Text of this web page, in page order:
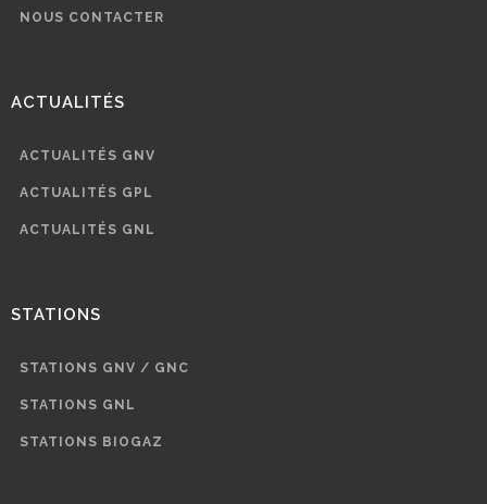
NOUS CONTACTER
ACTUALITÉS
ACTUALITÉS GNV
ACTUALITÉS GPL
ACTUALITÉS GNL
STATIONS
STATIONS GNV / GNC
STATIONS GNL
STATIONS BIOGAZ